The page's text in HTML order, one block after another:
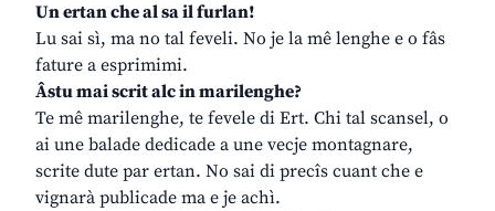
Un ertan che al sa il furlan!
Lu sai sì, ma no tal feveli. No je la mê lenghe e o fâs
fature a esprimimi.
Âstu mai scrit alc in marilenghe?
Te mê marilenghe, te fevele di Ert. Chi tal scansel, o
ai une balade dedicade a une vecje montagnare,
scrite dute par ertan. No sai di precîs cuant che e
vignarà publicade ma e je achì.